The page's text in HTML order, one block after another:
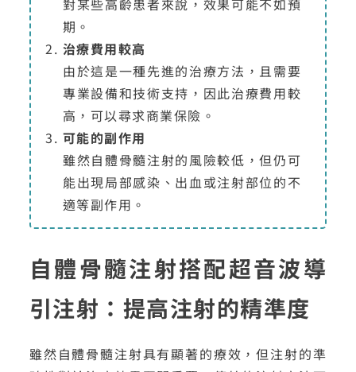
對某些高齡患者來說，效果可能不如預
期。
治療費用較高
由於這是一種先進的治療方法，且需要
專業設備和技術支持，因此治療費用較
高，可以尋求商業保險。
可能的副作用
雖然自體骨髓注射的風險較低，但仍可
能出現局部感染、出血或注射部位的不
適等副作用。
自體骨髓注射搭配超音波導
引注射：提高注射的精準度
雖然自體骨髓注射具有顯著的療效，但注射的準